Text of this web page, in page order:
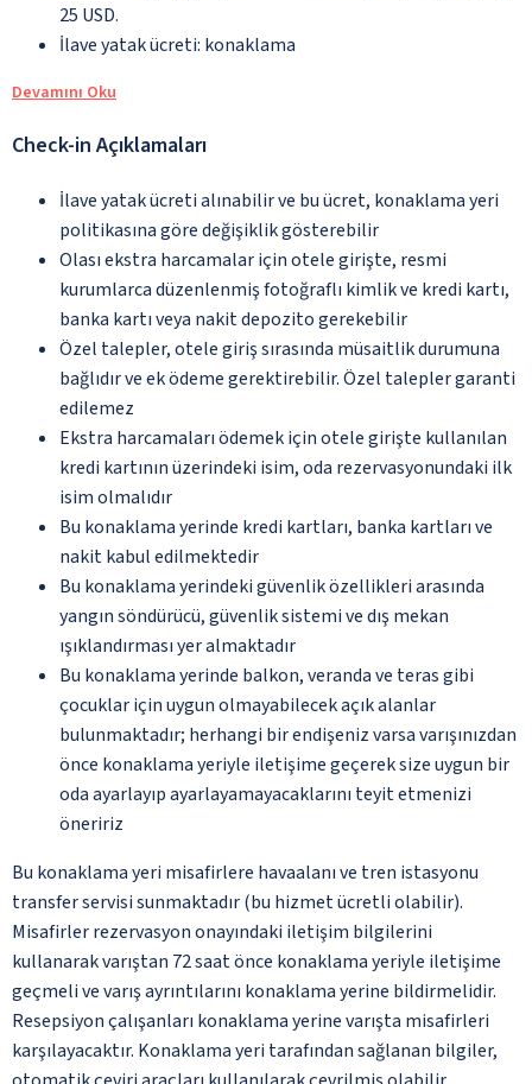
25 USD.
İlave yatak ücreti: konaklama
Devamını Oku
Check-in Açıklamaları
İlave yatak ücreti alınabilir ve bu ücret, konaklama yeri
politikasına göre değişiklik gösterebilir
Olası ekstra harcamalar için otele girişte, resmi
kurumlarca düzenlenmiş fotoğraflı kimlik ve kredi kartı,
banka kartı veya nakit depozito gerekebilir
Özel talepler, otele giriş sırasında müsaitlik durumuna
bağlıdır ve ek ödeme gerektirebilir. Özel talepler garanti
edilemez
Ekstra harcamaları ödemek için otele girişte kullanılan
kredi kartının üzerindeki isim, oda rezervasyonundaki ilk
isim olmalıdır
Bu konaklama yerinde kredi kartları, banka kartları ve
nakit kabul edilmektedir
Bu konaklama yerindeki güvenlik özellikleri arasında
yangın söndürücü, güvenlik sistemi ve dış mekan
ışıklandırması yer almaktadır
Bu konaklama yerinde balkon, veranda ve teras gibi
çocuklar için uygun olmayabilecek açık alanlar
bulunmaktadır; herhangi bir endişeniz varsa varışınızdan
önce konaklama yeriyle iletişime geçerek size uygun bir
oda ayarlayıp ayarlayamayacaklarını teyit etmenizi
öneririz
Bu konaklama yeri misafirlere havaalanı ve tren istasyonu
transfer servisi sunmaktadır (bu hizmet ücretli olabilir).
Misafirler rezervasyon onayındaki iletişim bilgilerini
kullanarak varıştan 72 saat önce konaklama yeriyle iletişime
geçmeli ve varış ayrıntılarını konaklama yerine bildirmelidir.
Resepsiyon çalışanları konaklama yerine varışta misafirleri
karşılayacaktır. Konaklama yeri tarafından sağlanan bilgiler,